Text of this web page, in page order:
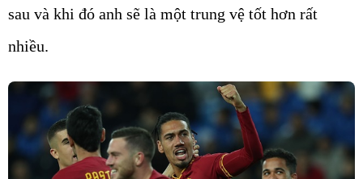
sau và khi đó anh sẽ là một trung vệ tốt hơn rất
nhiều.